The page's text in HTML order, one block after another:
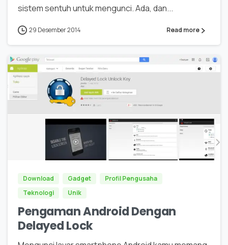
sistem sentuh untuk mengunci. Ada, dan...
29 Desember 2014 Read more
Download Gadget
Profil Pengusaha
Teknologi
Unik
Pengaman Android Dengan
Delayed Lock